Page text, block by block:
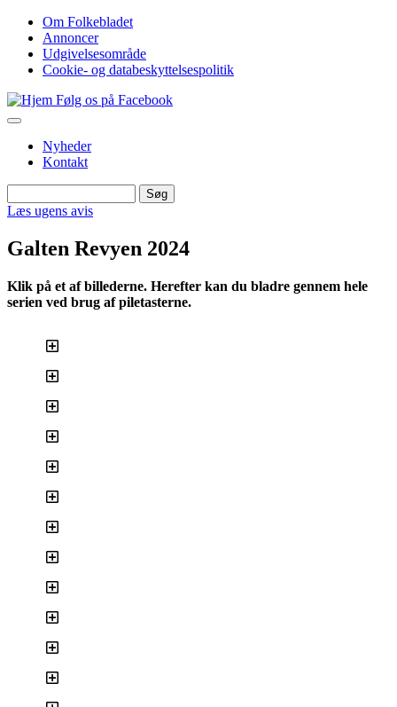
hovedindhold
Top
navigation
Om Folkebladet
Annoncer
Udgivelsesområde
Cookie- og databeskyttelsespolitik
Følg os på Facebook
Nyheder
Kontakt
Søg
Læs ugens avis
Galten Revyen 2024
Klik på et af billederne. Herefter kan du bladre gennem hele
serien ved brug af piletasterne.